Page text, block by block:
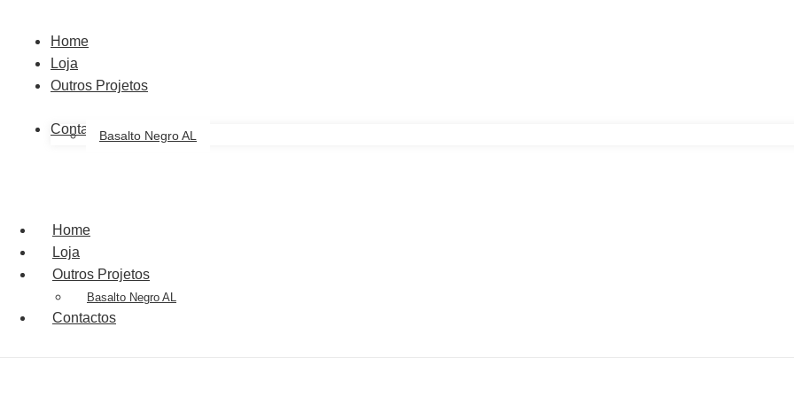
Home
Loja
Outros Projetos
Basalto Negro AL
Contactos
Home
Loja
Outros Projetos
Basalto Negro AL
Contactos